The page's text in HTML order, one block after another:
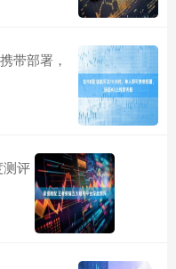
带部署，
测评